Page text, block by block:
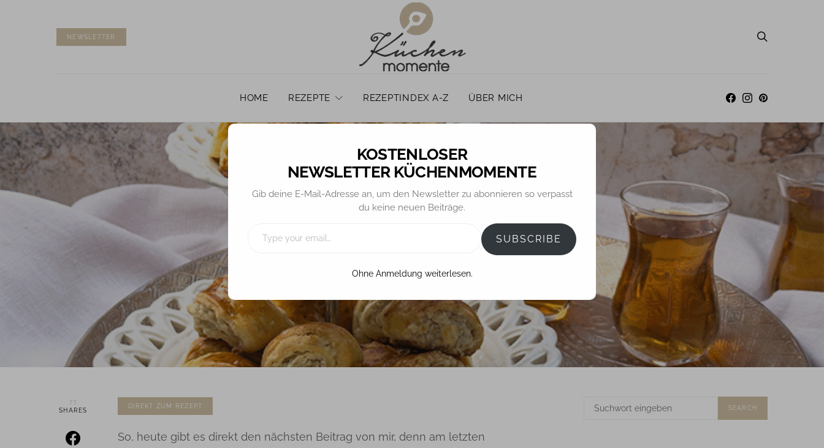
NEWSLETTER
HOME REZEPTE REZEPTINDEX A-Z ÜBER MICH
GEBÄCK / MINIS / PRALINEN OSTERN
Armenische Nazook
26. MÄRZ 2025
71
SHARES
DIREKT ZUM REZEPT
So, heute gibt es direkt den nächsten Beitrag von mir, denn am letzten
SUCHE
SEARCH
NEWSLETTER KÜCHENMOMENTE
Gib deine E-Mail-Adresse an, um den Newsletter zu abonnieren so verpasst
du keine neuen Beiträge.
YOUR
EMAIL…
SUBSCRIBE
Ohne Anmeldung weiterlesen.